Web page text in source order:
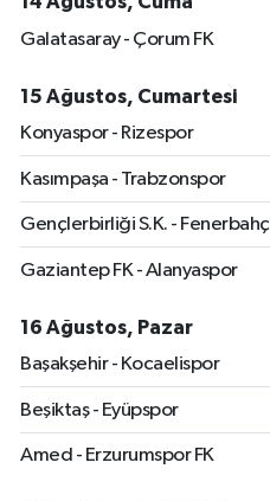
Galatasaray - Çorum FK
15 Ağustos, Cumartesi
Konyaspor - Rizespor
Kasımpaşa - Trabzonspor
Gençlerbirliği S.K. -
Gaziantep FK - Alanyaspor
16 Ağustos, Pazar
Başakşehir - Kocaelispor
Beşiktaş - Eyüpspor
Amed - Erzurumspor FK